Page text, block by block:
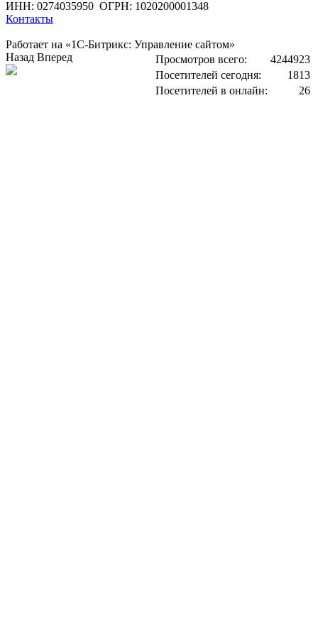
ИНН: 0274035950 ОГРН: 1020200001348
Контакты
Работает на «1С-Битрикс: Управление сайтом»
Просмотров всего:
4244923
Посетителей сегодня:
1813
Посетителей в онлайн:
26
Назад Вперед